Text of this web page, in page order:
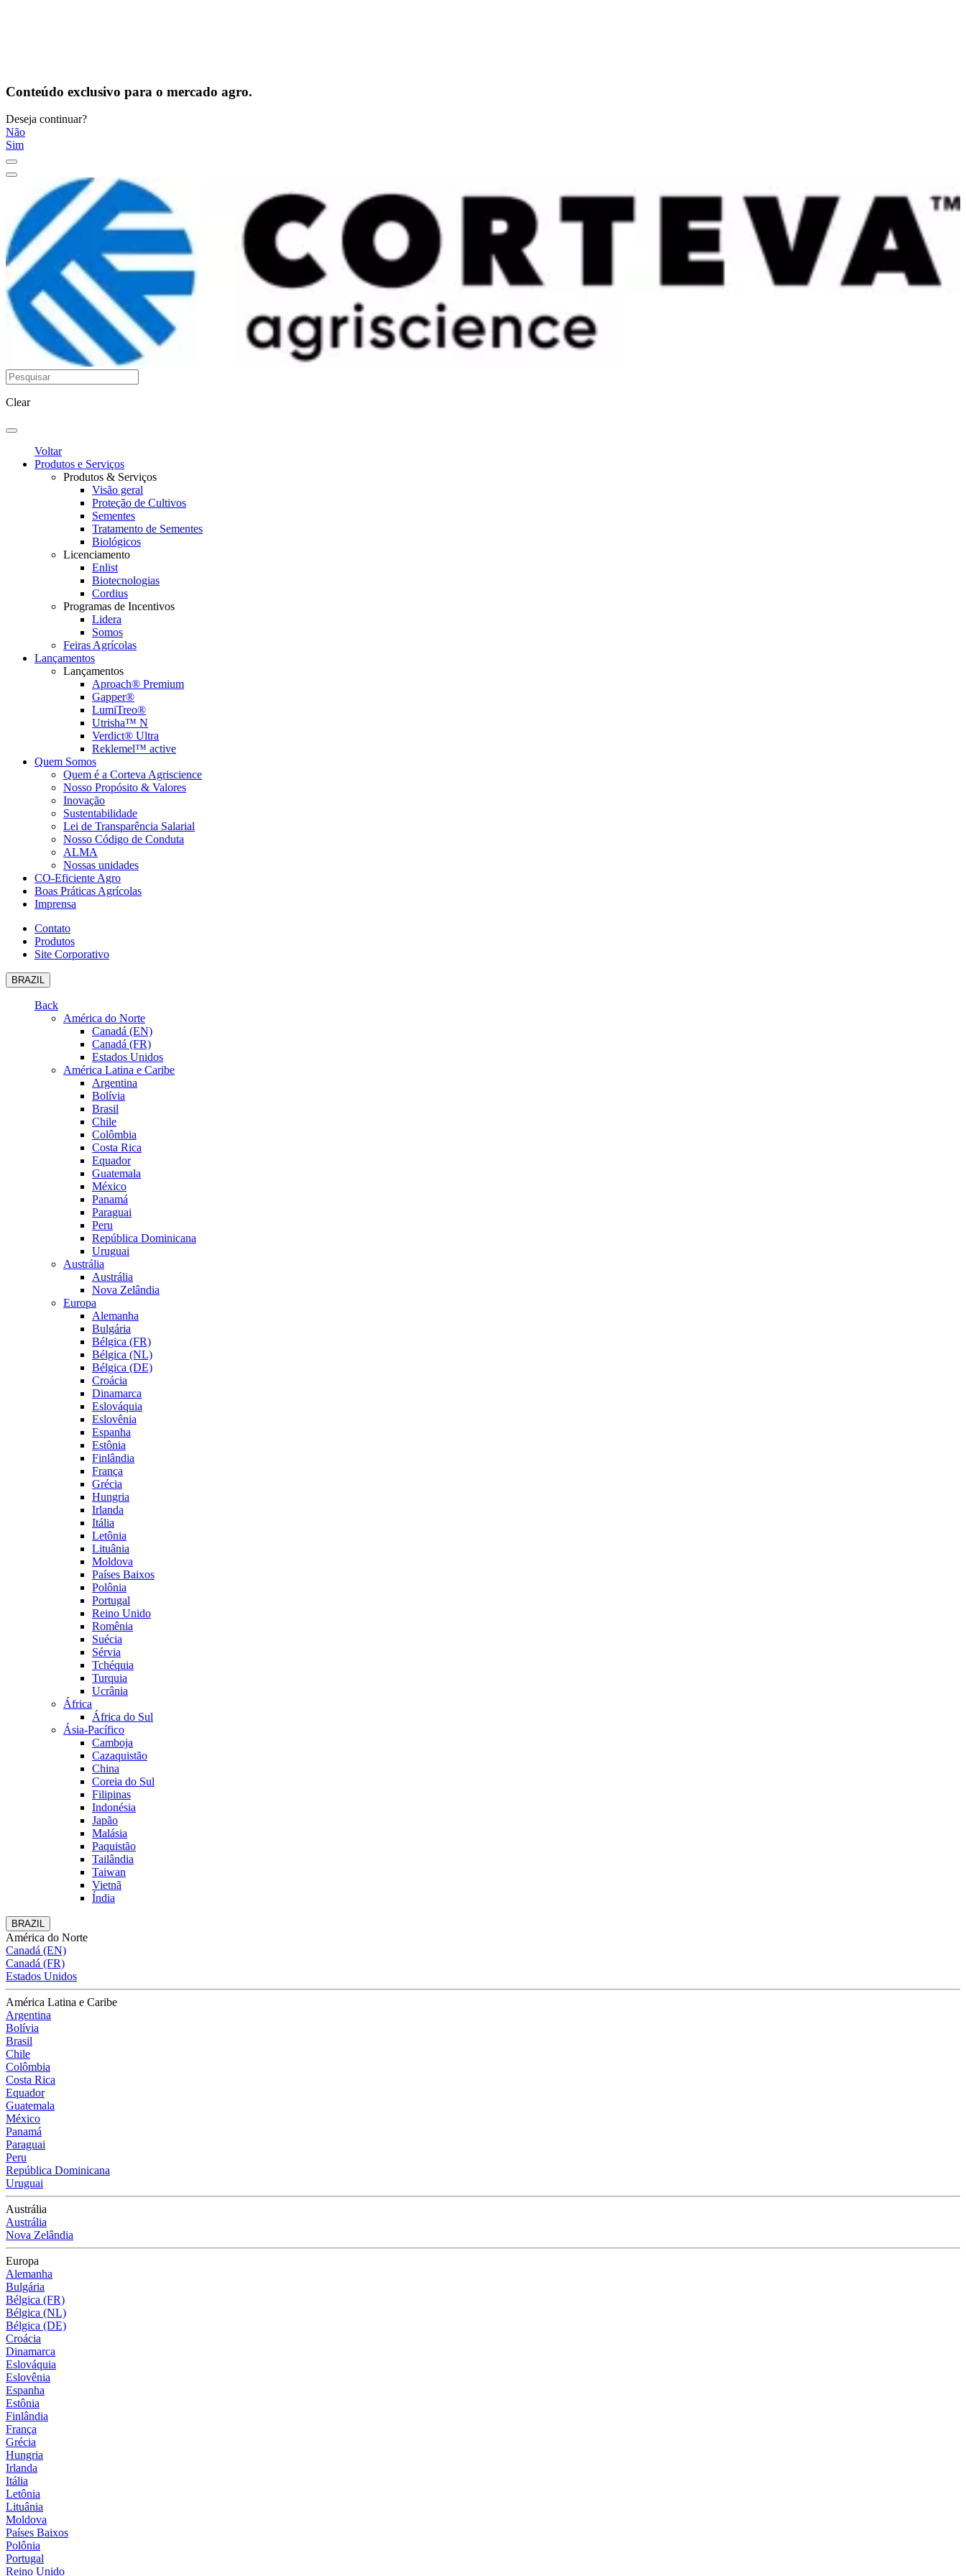
Conteúdo exclusivo para o mercado agro.
Deseja continuar?
Não
Sim
Clear
Voltar
Produtos e Serviços
Produtos & Serviços
Visão geral
Proteção de Cultivos
Sementes
Tratamento de Sementes
Biológicos
Licenciamento
Enlist
Biotecnologias
Cordius
Programas de Incentivos
Lidera
Somos
Feiras Agrícolas
Lançamentos
Lançamentos
Aproach® Premium
Gapper®
LumiTreo®
Utrisha™ N
Verdict® Ultra
Reklemel™ active
Quem Somos
Quem é a Corteva Agriscience
Nosso Propósito & Valores
Inovação
Sustentabilidade
Lei de Transparência Salarial
Nosso Código de Conduta
ALMA
Nossas unidades
CO-Eficiente Agro
Boas Práticas Agrícolas
Imprensa
Contato
Produtos
Site Corporativo
BRAZIL
Back
América do Norte
Canadá (EN)
Canadá (FR)
Estados Unidos
América Latina e Caribe
Argentina
Bolívia
Brasil
Chile
Colômbia
Costa Rica
Equador
Guatemala
México
Panamá
Paraguai
Peru
República Dominicana
Uruguai
Austrália
Austrália
Nova Zelândia
Europa
Alemanha
Bulgária
Bélgica (FR)
Bélgica (NL)
Bélgica (DE)
Croácia
Dinamarca
Eslováquia
Eslovênia
Espanha
Estônia
Finlândia
França
Grécia
Hungria
Irlanda
Itália
Letônia
Lituânia
Moldova
Países Baixos
Polônia
Portugal
Reino Unido
Romênia
Suécia
Sérvia
Tchéquia
Turquia
Ucrânia
África
África do Sul
Ásia-Pacífico
Camboja
Cazaquistão
China
Coreia do Sul
Filipinas
Indonésia
Japão
Malásia
Paquistão
Tailândia
Taiwan
Vietnã
Índia
BRAZIL
América do Norte
Canadá (EN)
Canadá (FR)
Estados Unidos
América Latina e Caribe
Argentina
Bolívia
Brasil
Chile
Colômbia
Costa Rica
Equador
Guatemala
México
Panamá
Paraguai
Peru
República Dominicana
Uruguai
Austrália
Austrália
Nova Zelândia
Europa
Alemanha
Bulgária
Bélgica (FR)
Bélgica (NL)
Bélgica (DE)
Croácia
Dinamarca
Eslováquia
Eslovênia
Espanha
Estônia
Finlândia
França
Grécia
Hungria
Irlanda
Itália
Letônia
Lituânia
Moldova
Países Baixos
Polônia
Portugal
Reino Unido